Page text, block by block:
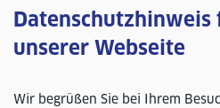
Datenschutzhinweis
unserer Webseite
Wir begrüßen Sie bei Ihrem